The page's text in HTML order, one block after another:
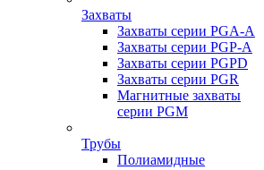
Захваты
Захваты серии PGA-A
Захваты серии PGP-A
Захваты серии PGPD
Захваты серии PGR
Магнитные захваты
серии PGM
Трубы
Полиамидные